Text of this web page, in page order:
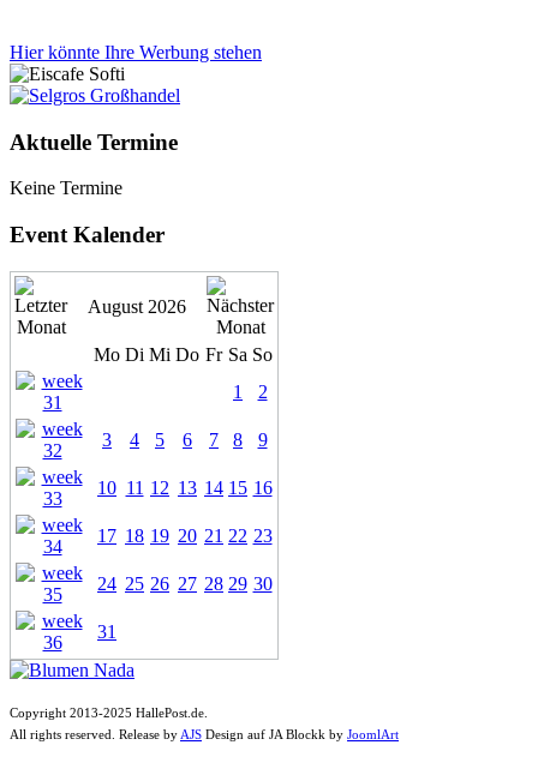
Hier könnte Ihre Werbung stehen
Aktuelle Termine
Keine Termine
Event Kalender
August 2026
Mo Di Mi Do Fr Sa So
1
2
3 4 5 6 7 8 9
10 11 12 13 14 15 16
17 18 19 20 21 22 23
24 25 26 27 28 29 30
31
Copyright 2013-2025 HallePost.de.
All rights reserved. Release by AJS Design auf JA Blockk by JoomlArt